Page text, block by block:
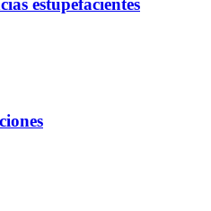
estupefacientes